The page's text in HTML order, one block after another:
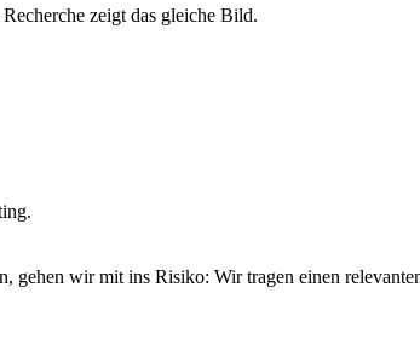
zeigt das gleiche Bild.
gehen wir mit ins Risiko: Wir tragen einen